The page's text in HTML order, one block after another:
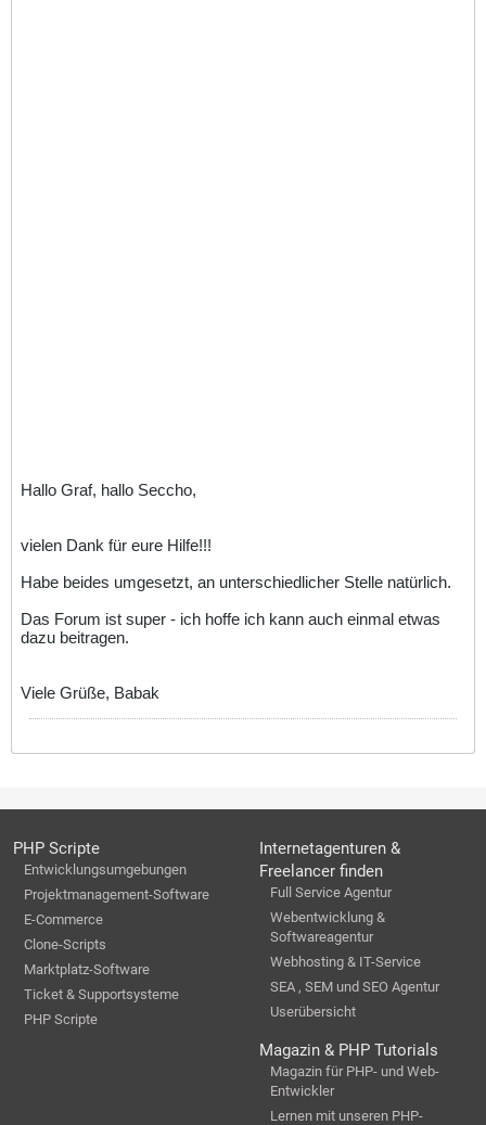
Hallo Graf, hallo Seccho,
vielen Dank für eure Hilfe!!!
Habe beides umgesetzt, an unterschiedlicher Stelle natürlich.
Das Forum ist super - ich hoffe ich kann auch einmal etwas
dazu beitragen.
Viele Grüße, Babak
PHP Scripte
Entwicklungsumgebungen
Projektmanagement-Software
E-Commerce
Clone-Scripts
Marktplatz-Software
Ticket & Supportsysteme
PHP Scripte
Internetagenturen &
Freelancer finden
Full Service Agentur
Webentwicklung &
Softwareagentur
Webhosting & IT-Service
SEA , SEM und SEO Agentur
Userübersicht
Magazin & PHP Tutorials
Magazin für PHP- und Web-
Entwickler
Lernen mit unseren PHP-